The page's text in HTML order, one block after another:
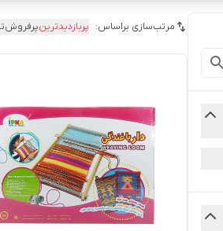
مرتب‌سازی براساس: پربازدیدترین